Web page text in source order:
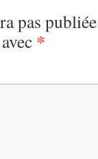
pas
*